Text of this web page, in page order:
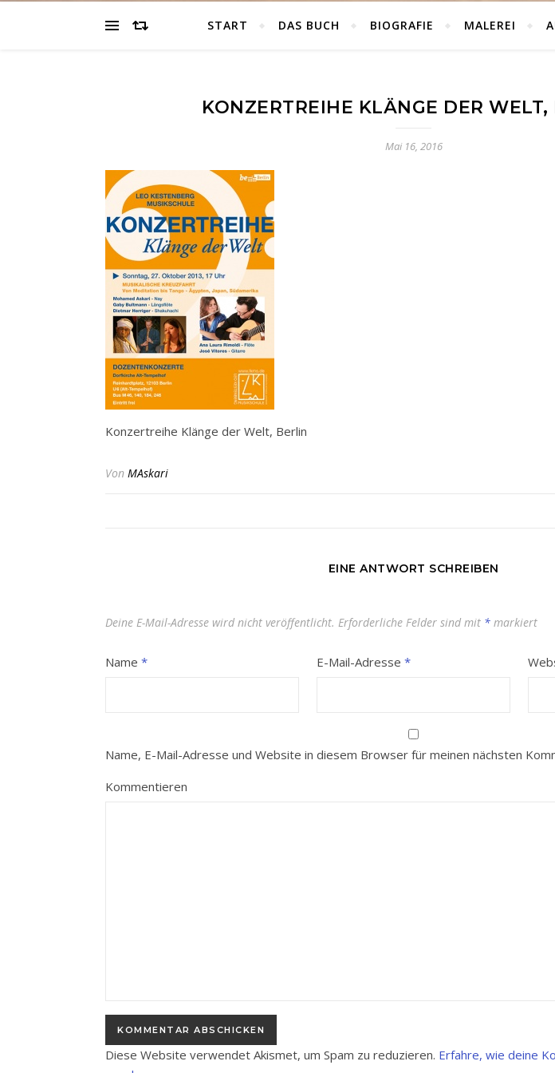
START DAS BUCH BIOGRAFIE MALEREI
KONZERTREIHE KLÄNGE DER WELT,
Mai 16, 2016
Konzertreihe Klänge der Welt, Berlin
Von MAskari
EINE ANTWORT SCHREIBEN
Deine E-Mail-Adresse wird nicht veröffentlicht. Erforderliche Felder sind mit * markiert
Name * E-Mail-Adresse *
Name, E-Mail-Adresse und Website in diesem Browser für meinen nächsten
Kommentieren
Diese Website verwendet Akismet, um Spam zu reduzieren. Erfahre, wie deine